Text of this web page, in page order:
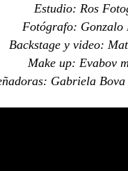
Estudio: Ros
Fotógrafo: Gonzalo
Backstage y video:
Make up: Evabov
Gabriela